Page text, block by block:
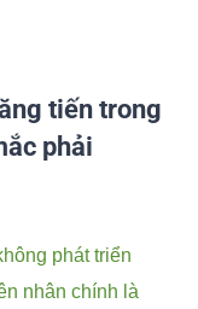
tiến trong
phải
phát triển
nhân chính là